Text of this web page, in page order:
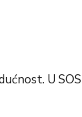
U SOS